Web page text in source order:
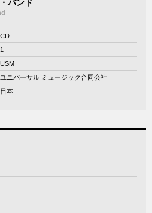
バンド
CD
1
USM
ユニバーサル ミュージック合同会社
日本